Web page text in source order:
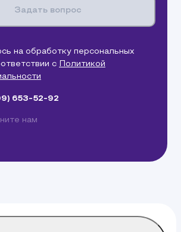
Задать вопрос
на обработку персональных
с
Политикой
653-52-92
нам